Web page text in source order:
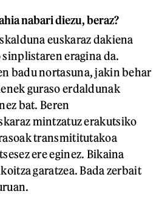
nabari diezu, beraz?
euskaraz dakiena
eragina da.
badu nortasuna, jakin behar
guraso erdaldunak
bat. Beren
mintzatuz erakutsiko
transmititutakoa
ere eginez. Bikaina
garatzea. Bada zerbait